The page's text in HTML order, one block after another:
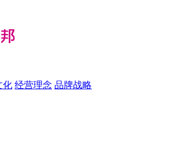
化 经营理念 品牌战略